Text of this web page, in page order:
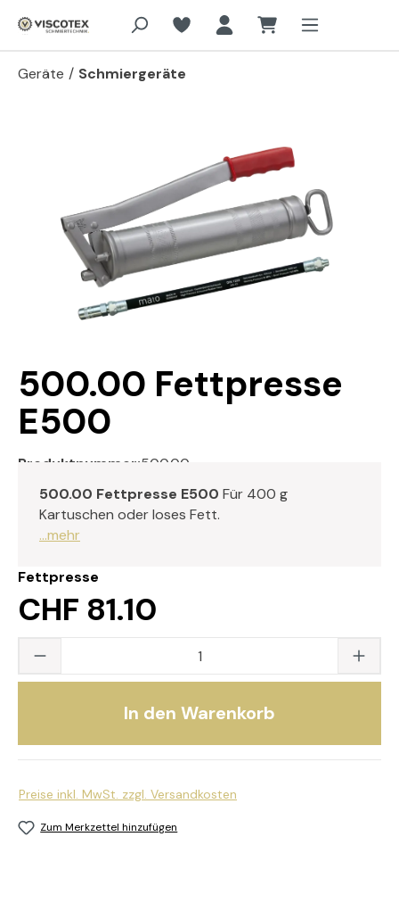
Zum Hauptinhalt springen
Geräte / Schmiergeräte
500.00 Fettpresse
E500
Produktnummer:500.00
500.00 Fettpresse E500 Für 400 g
Kartuschen oder loses Fett.
...mehr
Fettpresse
CHF 81.10
Produkt Anzahl: Gib den gewünschten
In den Warenkorb
Preise inkl. MwSt. zzgl. Versandkosten
Zum Merkzettel hinzufügen